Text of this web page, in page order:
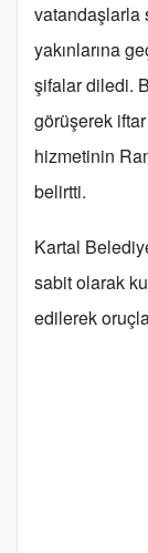
vatandaşlarla
yakınlarına
şifalar diledi.
görüşerek
hizmetinin
belirtti.
Kartal
sabit olarak
edilerek